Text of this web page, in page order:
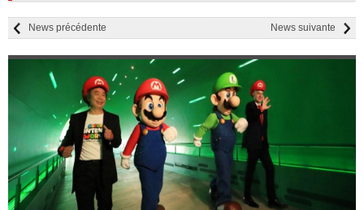
News suivante
News précédente